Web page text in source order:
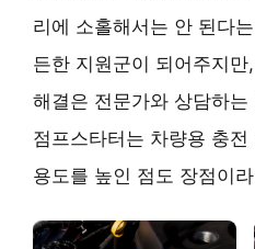
리에 소홀해서는 안 된다
든한 지원군이 되어주지
해결은 전문가와 상담하
점프스타터는 차량용 충
용도를 높인 점도 장점이